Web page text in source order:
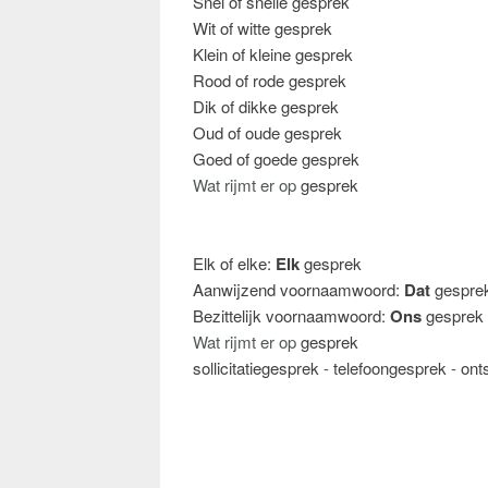
Wit of witte gesprek
Klein of kleine gesprek
Rood of rode gesprek
Dik of dikke gesprek
Oud of oude gesprek
Goed of goede gesprek
Wat rijmt er opgesprek
Elk of elke: Elkgesprek
Aanwijzend voornaamwoord: Dat
Bezittelijk voornaamwoord: Onsgesprek
Wat rijmt er opgesprek
sollicitatiegesprek -telefoongesprek -